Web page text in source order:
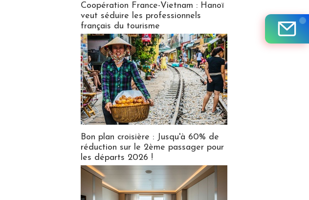
Coopération France-Vietnam : Hanoï
veut séduire les professionnels
français du tourisme
Bon plan croisière : Jusqu'à 60% de
réduction sur le 2ème passager pour
les départs 2026 !